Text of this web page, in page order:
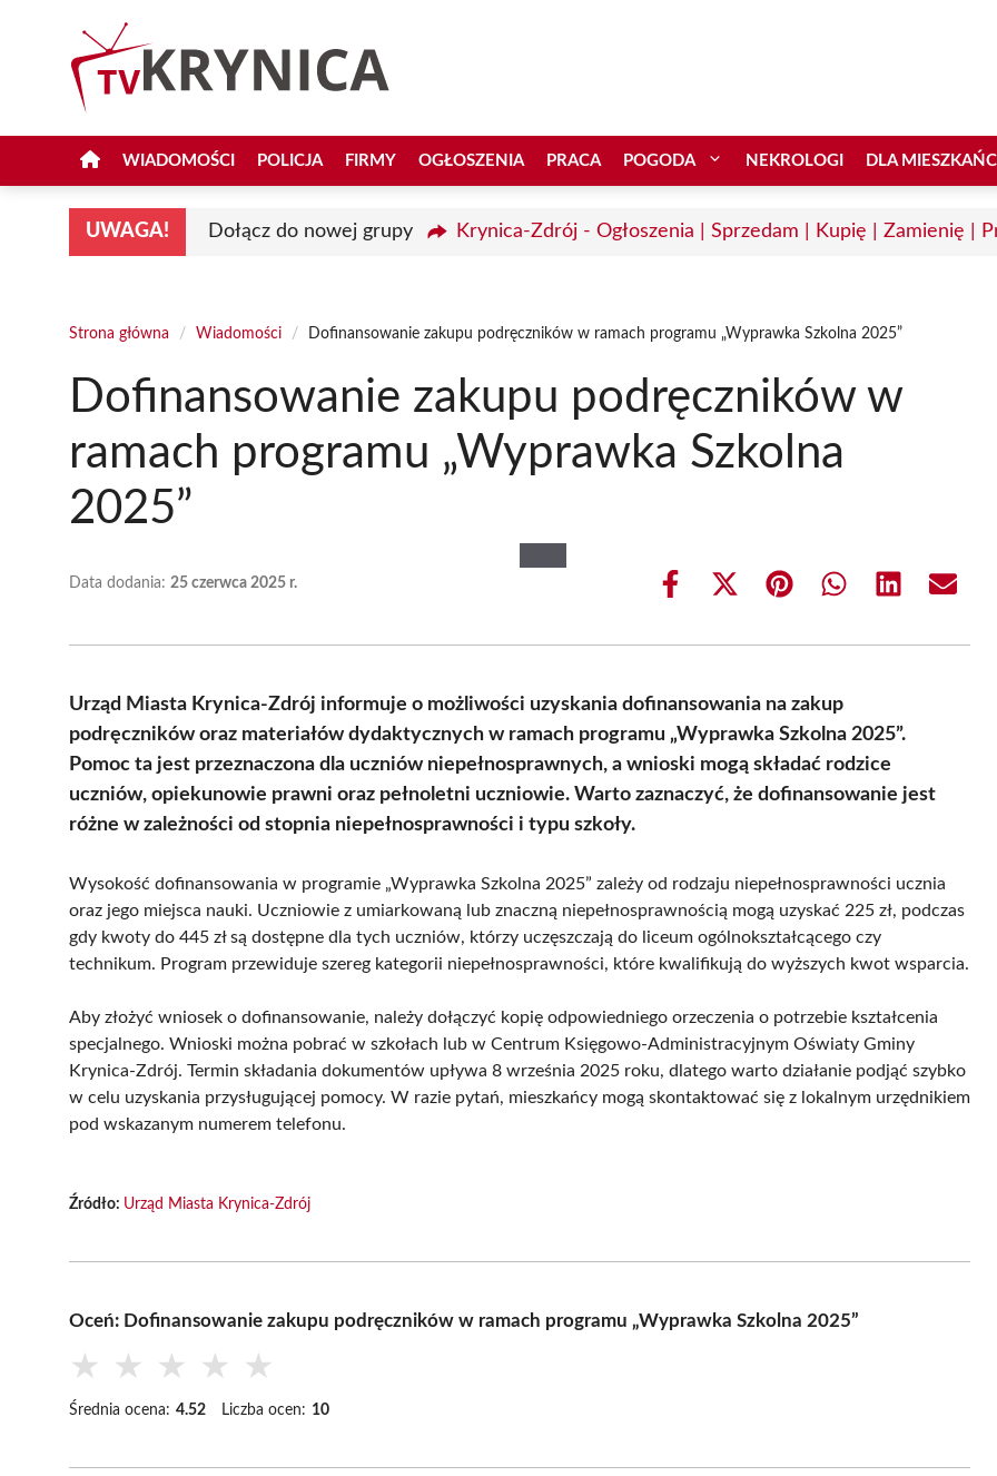
WIADOMOŚCI POLICJA FIRMY OGŁOSZENIA PRACA POGODA NEKROLOGI DLA
UWAGA! Dołącz do nowej grupy Krynica-Zdrój - Ogłoszenia | Sprzedam | Kupię | Zamienię |
Strona główna / Wiadomości / Dofinansowanie zakupu podręczników w ramach programu „Wyprawka Szkolna 2025”
Dofinansowanie zakupu podręczników w
ramach programu „Wyprawka Szkolna
2025”
Data dodania: 25 czerwca 2025 r.
Share
Share
(Twitter)
Share Share Share Share
Urząd Miasta Krynica-Zdrój informuje o możliwości uzyskania dofinansowania na zakup
podręczników oraz materiałów dydaktycznych w ramach programu „Wyprawka Szkolna 2025”.
Pomoc ta jest przeznaczona dla uczniów niepełnosprawnych, a wnioski mogą składać rodzice
uczniów, opiekunowie prawni oraz pełnoletni uczniowie. Warto zaznaczyć, że dofinansowanie jest
różne w zależności od stopnia niepełnosprawności i typu szkoły.
Wysokość dofinansowania w programie „Wyprawka Szkolna 2025” zależy od rodzaju niepełnosprawności ucznia
oraz jego miejsca nauki. Uczniowie z umiarkowaną lub znaczną niepełnosprawnością mogą uzyskać 225 zł, podczas
gdy kwoty do 445 zł są dostępne dla tych uczniów, którzy uczęszczają do liceum ogólnokształcącego czy
technikum. Program przewiduje szereg kategorii niepełnosprawności, które kwalifikują do wyższych kwot wsparcia.
Aby złożyć wniosek o dofinansowanie, należy dołączyć kopię odpowiedniego orzeczenia o potrzebie kształcenia
specjalnego. Wnioski można pobrać w szkołach lub w Centrum Księgowo-Administracyjnym Oświaty Gminy
Krynica-Zdrój. Termin składania dokumentów upływa 8 września 2025 roku, dlatego warto działanie podjąć szybko
w celu uzyskania przysługującej pomocy. W razie pytań, mieszkańcy mogą skontaktować się z lokalnym urzędnikiem
pod wskazanym numerem telefonu.
Źródło: Urząd Miasta Krynica-Zdrój
Oceń: Dofinansowanie zakupu podręczników w ramach programu „Wyprawka Szkolna 2025”
★ ★ ★ ★ ★
Średnia ocena: 4.52 Liczba ocen: 10